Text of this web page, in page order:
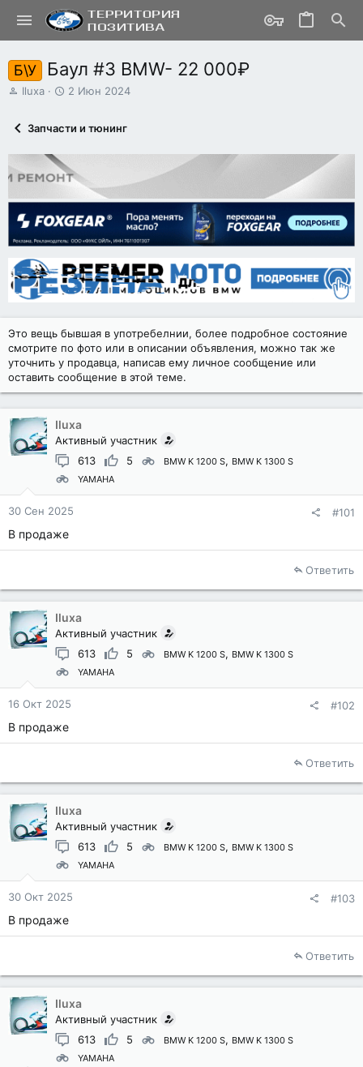
Б\У Баул #3 BMW- 22 000₽
А
е
ы
Iluxa
Д
а
ч
л
а
2 Июн 2024
Запчасти и тюнинг
Это вещь бывшая в употребелнии, более подробное состояние
смотрите по фото или в описании объявления, можно так же
уточнить у продавца, написав ему личное сообщение или
оставить сообщение в этой теме.
Iluxa
Активный участник
613
5 BMW K 1200 S
BMW K 1300 S
YAMAHA
30 Сен 2025 #101
В продаже
Ответить
Iluxa
Активный участник
613
5 BMW K 1200 S
BMW K 1300 S
YAMAHA
16 Окт 2025 #102
В продаже
Ответить
Iluxa
Активный участник
613
5 BMW K 1200 S
BMW K 1300 S
YAMAHA
30 Окт 2025 #103
В продаже
Ответить
Iluxa
Активный участник
613
5 BMW K 1200 S
BMW K 1300 S
YAMAHA